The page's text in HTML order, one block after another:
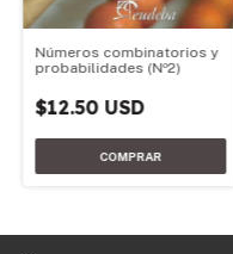
Números combinatorios y
probabilidades (Nº2)
$12.50 USD